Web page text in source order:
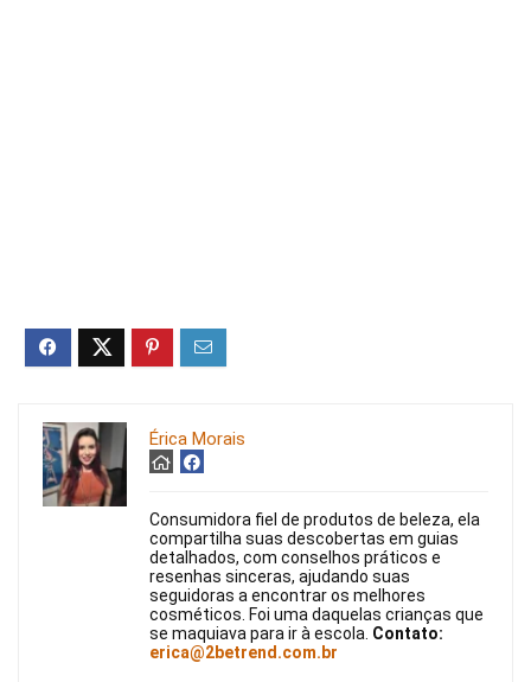
Érica Morais
Consumidora fiel de produtos de beleza, ela
compartilha suas descobertas em guias
detalhados, com conselhos práticos e
resenhas sinceras, ajudando suas
seguidoras a encontrar os melhores
cosméticos. Foi uma daquelas crianças que
se maquiava para ir à escola. Contato:
erica@2betrend.com.br